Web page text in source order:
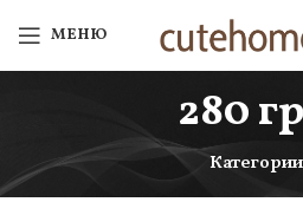
МЕНЮ
280
Категории